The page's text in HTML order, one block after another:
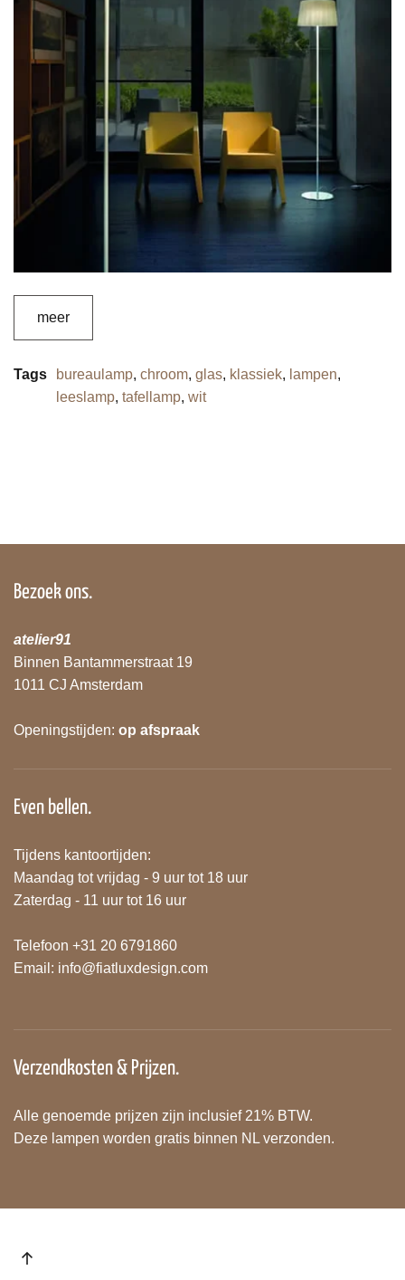
meer
Tags bureaulamp, chroom, glas, klassiek, lampen,
leeslamp, tafellamp, wit
Bezoek ons.
atelier91
Binnen Bantammerstraat 19
1011 CJ Amsterdam
Openingstijden: op afspraak
Even bellen.
Tijdens kantoortijden:
Maandag tot vrijdag - 9 uur tot 18 uur
Zaterdag - 11 uur tot 16 uur
Telefoon +31 20 6791860
Email: info@fiatluxdesign.com
Verzendkosten & Prijzen.
Alle genoemde prijzen zijn inclusief 21% BTW.
Deze lampen worden gratis binnen NL verzonden.